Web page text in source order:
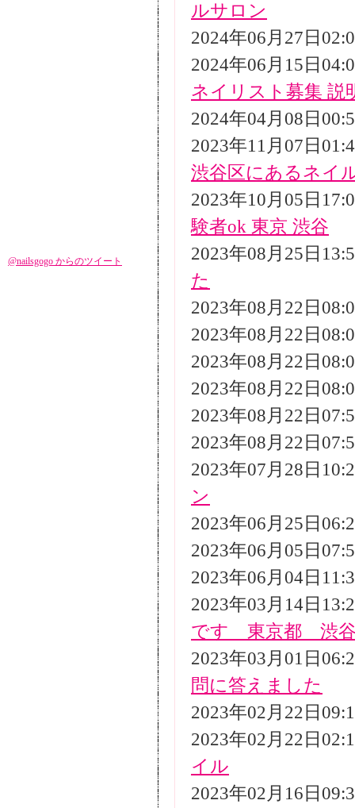
ルサロン
2024年06月27日
2024年06月15日
ネイリスト募集 説
2024年04月08日
2023年11月07日
渋谷区にあるネイ
2023年10月05日
験者ok 東京 渋谷
2023年08月25日
た
2023年08月22日
2023年08月22日
2023年08月22日
2023年08月22日
2023年08月22日
2023年08月22日
2023年07月28日
ン
2023年06月25日
2023年06月05日
2023年06月04日
2023年03月14日
です 東京都 渋
2023年03月01日
問に答えました
2023年02月22日
2023年02月22日
イル
2023年02月16日
@nailsgogo からのツイート